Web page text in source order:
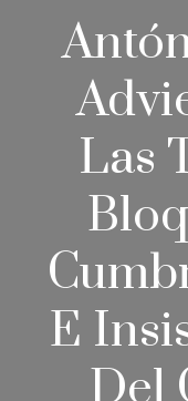
Las
E
Del